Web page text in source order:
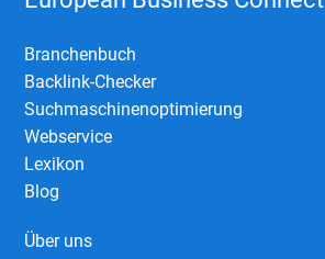
Branchenbuch
Backlink-Checker
Suchmaschinenoptimierung
Webservice
Lexikon
Blog
Über uns